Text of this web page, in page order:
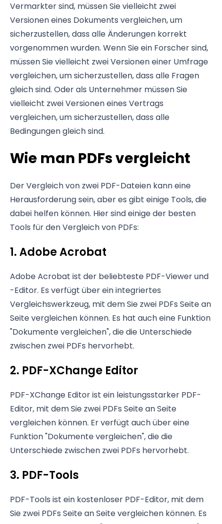
Vermarkter sind, müssen Sie vielleicht zwei
Versionen eines Dokuments vergleichen, um
sicherzustellen, dass alle Änderungen korrekt
vorgenommen wurden. Wenn Sie ein Forscher sind,
müssen Sie vielleicht zwei Versionen einer Umfrage
vergleichen, um sicherzustellen, dass alle Fragen
gleich sind. Oder als Unternehmer müssen Sie
vielleicht zwei Versionen eines Vertrags
vergleichen, um sicherzustellen, dass alle
Bedingungen gleich sind.
Wie man PDFs vergleicht
Der Vergleich von zwei PDF-Dateien kann eine
Herausforderung sein, aber es gibt einige Tools, die
dabei helfen können. Hier sind einige der besten
Tools für den Vergleich von PDFs:
1. Adobe Acrobat
Adobe Acrobat ist der beliebteste PDF-Viewer und
-Editor. Es verfügt über ein integriertes
Vergleichswerkzeug, mit dem Sie zwei PDFs Seite an
Seite vergleichen können. Es hat auch eine Funktion
"Dokumente vergleichen", die die Unterschiede
zwischen zwei PDFs hervorhebt.
2. PDF-XChange Editor
PDF-XChange Editor ist ein leistungsstarker PDF-
Editor, mit dem Sie zwei PDFs Seite an Seite
vergleichen können. Er verfügt auch über eine
Funktion "Dokumente vergleichen", die die
Unterschiede zwischen zwei PDFs hervorhebt.
3. PDF-Tools
PDF-Tools ist ein kostenloser PDF-Editor, mit dem
Sie zwei PDFs Seite an Seite vergleichen können. Es